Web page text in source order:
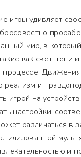
игры удивляет
мир, в
как свет, тени
реализм и
игрой на
настройки,
различаться в
и